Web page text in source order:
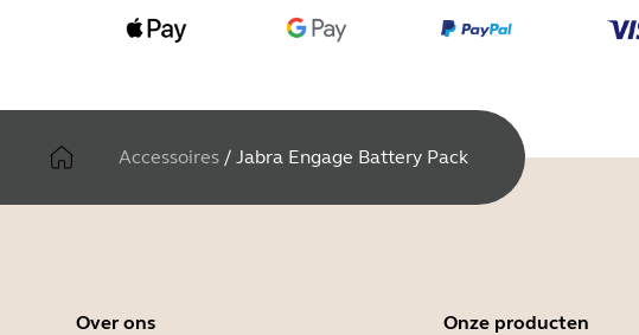
Accessoires / Jabra Engage Battery Pack
Over ons Onze producten